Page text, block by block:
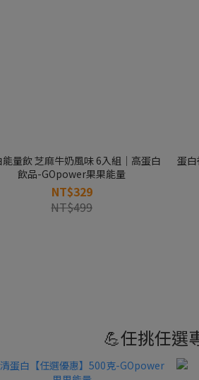
能量飲 芝麻牛奶風味 6入組｜高蛋白
飲品-GOpower果果能量
NT$329
NT$499
蛋
💪任挑任選